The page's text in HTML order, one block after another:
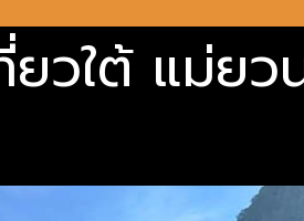
ใต้ แม่ยวน